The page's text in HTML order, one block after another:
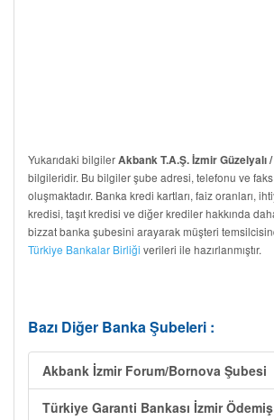
Yukarıdaki bilgilerAkbank T.A.Ş. İzmir Güzelyalı
bilgileridir. Bu bilgiler şube adresi, telefonu ve
oluşmaktadır. Banka kredi kartları, faiz oranları,
kredisi, taşıt kredisi ve diğer krediler hakkında
bizzat banka şubesini arayarak müşteri
Türkiye Bankalar Birliği verileri ile hazırlanmıştır.
Bazı Diğer Banka Şubeleri :
Akbank İzmir Forum/Bornova Şubesi
Türkiye Garanti Bankası İzmir